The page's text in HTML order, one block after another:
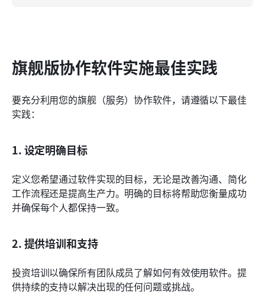
旗舰版协作软件实施最佳实践
要充分利用您的旗舰（服务）协作软件，请遵循以下最佳
实践：
1. 设定明确目标
定义您希望通过软件实现的目标，无论是改善沟通、简化
工作流程还是提高生产力。明确的目标将帮助您衡量成功
并确保每个人都保持一致。
2. 提供培训和支持
投资培训以确保所有团队成员了解如何有效使用软件。提
供持续的支持以解决出现的任何问题或挑战。